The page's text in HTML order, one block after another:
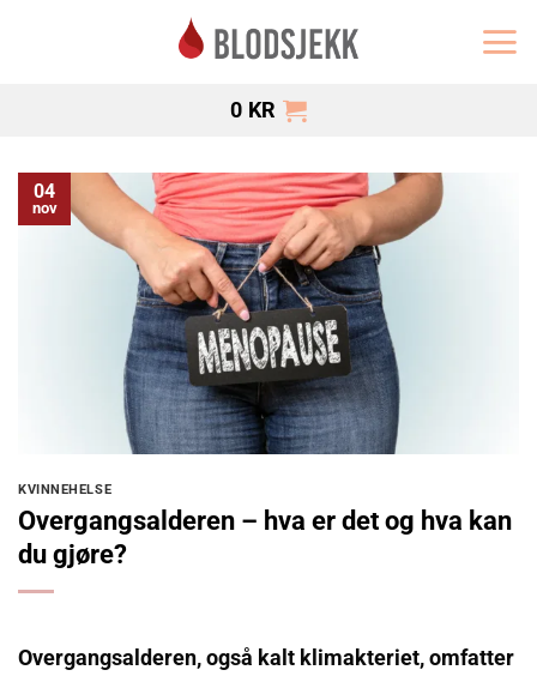
0 KR
04
nov
KVINNEHELSE
Overgangsalderen – hva er det og hva kan
du gjøre?
Overgangsalderen, også kalt klimakteriet, omfatter